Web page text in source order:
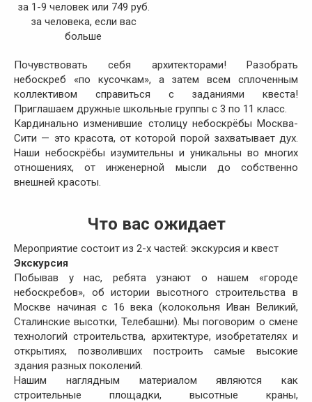
за 1-9 человек или 749 руб.
за человека, если вас
больше
Почувствовать себя архитекторами! Разобрать
небоскреб «по кусочкам», а затем всем сплоченным
коллективом справиться с заданиями квеста!
Приглашаем дружные школьные группы с 3 по 11 класс.
Кардинально изменившие столицу небоскрёбы Москва-
Сити — это красота, от которой порой захватывает дух.
Наши небоскрёбы изумительны и уникальны во многих
отношениях, от инженерной мысли до собственно
внешней красоты.
Что вас ожидает
Мероприятие состоит из 2-х частей: экскурсия и квест
Экскурсия
Побывав у нас, ребята узнают о нашем «городе
небоскребов», об истории высотного строительства в
Москве начиная с 16 века (колокольня Иван Великий,
Сталинские высотки, Телебашни). Мы поговорим о смене
технологий строительства, архитектуре, изобретателях и
открытиях, позволивших построить самые высокие
здания разных поколений.
Нашим наглядным материалом являются как
строительные площадки, высотные краны,